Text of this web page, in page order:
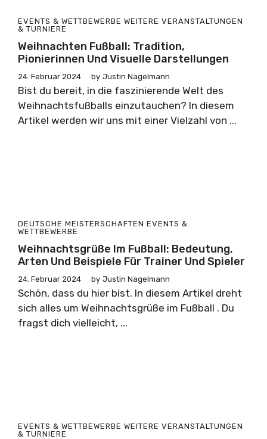
EVENTS & WETTBEWERBE WEITERE VERANSTALTUNGEN
& TURNIERE
Weihnachten Fußball: Tradition,
Pionierinnen Und Visuelle Darstellungen
24. Februar 2024 by Justin Nagelmann
Bist du bereit, in die faszinierende Welt des
Weihnachtsfußballs einzutauchen? In diesem
Artikel werden wir uns mit einer Vielzahl von ...
DEUTSCHE MEISTERSCHAFTEN EVENTS &
WETTBEWERBE
Weihnachtsgrüße Im Fußball: Bedeutung,
Arten Und Beispiele Für Trainer Und Spieler
24. Februar 2024 by Justin Nagelmann
Schön, dass du hier bist. In diesem Artikel dreht
sich alles um Weihnachtsgrüße im Fußball . Du
fragst dich vielleicht, ...
EVENTS & WETTBEWERBE WEITERE VERANSTALTUNGEN
& TURNIERE